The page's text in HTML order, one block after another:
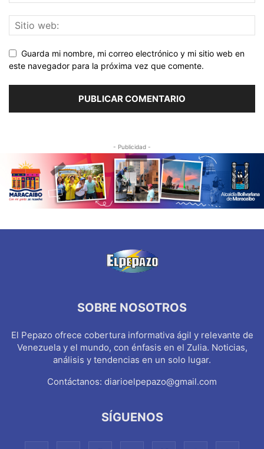
Guarda mi nombre, mi correo electrónico y mi sitio web en
este navegador para la próxima vez que comente.
- Publicidad -
SOBRE NOSOTROS
El Pepazo ofrece cobertura informativa ágil y relevante de
Venezuela y el mundo, con énfasis en el Zulia. Noticias,
análisis y tendencias en un solo lugar.
Contáctanos: diarioelpepazo@gmail.com
SÍGUENOS